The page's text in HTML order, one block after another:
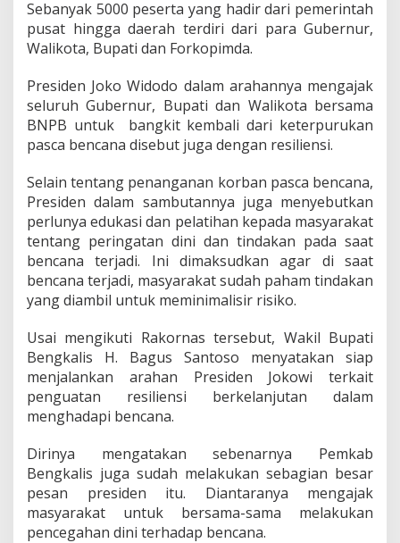
u
R
o
r
n
a
P
e
n
a
n
g
g
u
n
n
c
n
a
Sebanyak 5000 peserta yang hadir dari pemerintah
pusat hingga daerah terdiri dari para Gubernur,
Walikota, Bupati dan Forkopimda.
Presiden Joko Widodo dalam arahannya mengajak
seluruh Gubernur, Bupati dan Walikota bersama
BNPB untuk bangkit kembali dari keterpurukan
pasca bencana disebut juga dengan resiliensi.
Selain tentang penanganan korban pasca bencana,
Presiden dalam sambutannya juga menyebutkan
perlunya edukasi dan pelatihan kepada masyarakat
tentang peringatan dini dan tindakan pada saat
bencana terjadi. Ini dimaksudkan agar di saat
bencana terjadi, masyarakat sudah paham tindakan
yang diambil untuk meminimalisir risiko.
Usai mengikuti Rakornas tersebut, Wakil Bupati
Bengkalis H. Bagus Santoso menyatakan siap
menjalankan arahan Presiden Jokowi terkait
penguatan resiliensi berkelanjutan dalam
menghadapi bencana.
Dirinya mengatakan sebenarnya Pemkab
Bengkalis juga sudah melakukan sebagian besar
pesan presiden itu. Diantaranya mengajak
masyarakat untuk bersama-sama melakukan
pencegahan dini terhadap bencana.